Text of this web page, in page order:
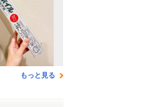
もっと見る